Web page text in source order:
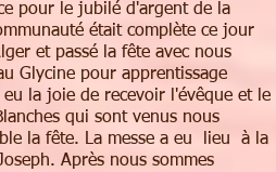
pour le jubilé d'argent de la
était complète ce jour
et passé la fête avec nous
Glycine pour apprentissage
la joie de recevoir l'évêque et le
qui sont venus nous
la fête. La messe a eu lieu à la
Après nous sommes